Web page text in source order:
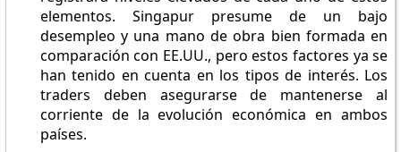
elementos. Singapur presume de un bajo
desempleo y una mano de obra bien formada en
comparación con EE.UU., pero estos factores ya se
han tenido en cuenta en los tipos de interés. Los
traders deben asegurarse de mantenerse al
corriente de la evolución económica en ambos
países.